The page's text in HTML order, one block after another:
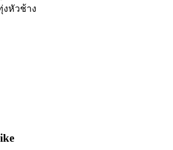
งหัวช้าง